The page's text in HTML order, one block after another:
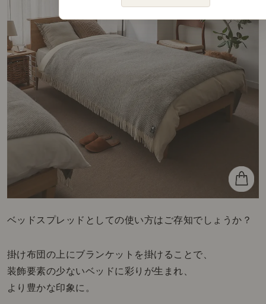
ベッドスプレッドとしての使い方はご存知でしょうか？
掛け布団の上にブランケットを掛けることで、
装飾要素の少ないベッドに彩りが生まれ、
より豊かな印象に。